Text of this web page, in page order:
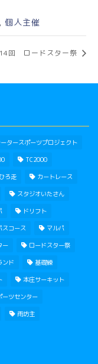
, 個人主催
回 ロードスター祭
タースポーツプロジェクト
TC2000
ひろ走 カートレース
スタジオいたさん
ドリフト
スコース マルパ
ー ロードスター祭
ンド 基礎練
本庄サーキット
ーツセンター
雨坊主